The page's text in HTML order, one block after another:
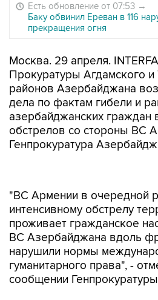
Есть обновление от 07:53 →
Баку обвинил Ереван в 116
прекращения огня
Москва. 29 апреля.
Прокуратуры Агдамского и
районов Азербайджана
дела по фактам гибели и
азербайджанских граждан
обстрелов со стороны ВС
Генпрокуратура
проживает гражданское
ВС Азербайджана вдоль
нарушили нормы
гуманитарного права", -
сообщении
Как утверждают в Баку, ВС